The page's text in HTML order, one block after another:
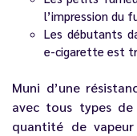
l’impression du
Les débutants
e-cigarette est
Muni d’une
avec tous types de
quantité de